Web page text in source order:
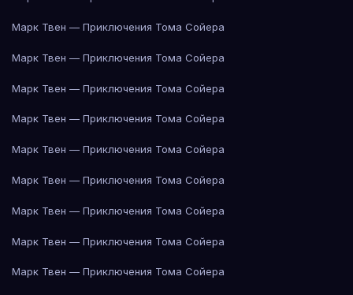
Марк Твен — Приключения Тома Сойера
Марк Твен — Приключения Тома Сойера
Марк Твен — Приключения Тома Сойера
Марк Твен — Приключения Тома Сойера
Марк Твен — Приключения Тома Сойера
Марк Твен — Приключения Тома Сойера
Марк Твен — Приключения Тома Сойера
Марк Твен — Приключения Тома Сойера
Марк Твен — Приключения Тома Сойера